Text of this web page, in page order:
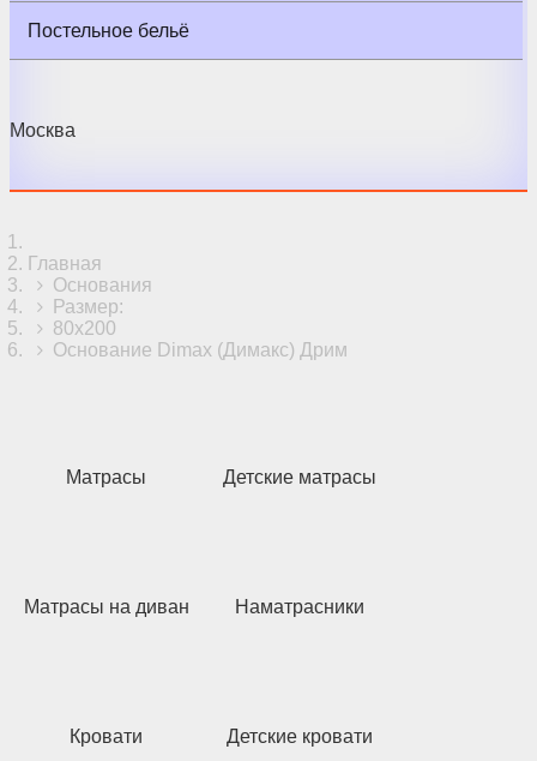
Постельное бельё
Москва
Главная
Основания
Размер:
80x200
Основание Dimax (Димакс) Дрим
Матрасы Детские матрасы
Матрасы на диван Наматрасники
Кровати Детские кровати